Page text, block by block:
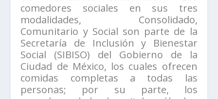
comedores sociales en sus tres
modalidades, Consolidado,
Comunitario y Social son parte de la
Secretaría de Inclusión y Bienestar
Social (SIBISO) del Gobierno de la
Ciudad de México, los cuales ofrecen
comidas completas a todas las
personas; por su parte, los